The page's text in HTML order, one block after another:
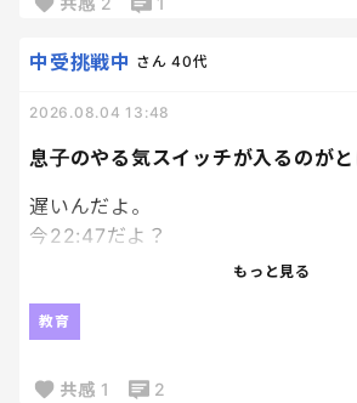
ていうか普通の本！
Ｗ抽選付のものだったんだけど、
あまりにちゃんとした本届いたから
息子のやる気スイッチが入るのが
中受挑戦中 さん 40代
2026.08.04 13:48
遅いんだよ。
今22:47だよ？
エンジンかかり始めたのが22時過
模試の解き直ししてるのはえらいよ
って嬉しいよ！？
もっと見る
教育
共感 1 2